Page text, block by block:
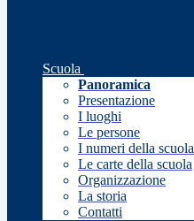
Scuola
Panoramica
Presentazione
I luoghi
Le persone
I numeri della scuola
Le carte della scuola
Organizzazione
La storia
Contatti